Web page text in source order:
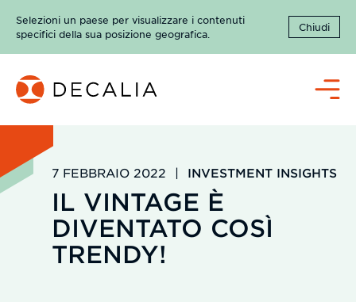
Selezioni un paese per visualizzare i contenuti
specifici della sua posizione geografica.
Chiudi
Menù
7 FEBBRAIO 2022 | INVESTMENT INSIGHTS
IL VINTAGE È
DIVENTATO COSÌ
TRENDY!